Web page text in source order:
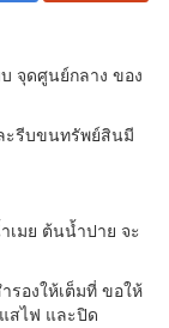
จุดศูนย์กลาง ของ
ะรีบขนทรัพย์สินมี
มย ต้นน้ำปาย จะ
รองให้เต็มที่ ขอให้
สไฟ และปิด